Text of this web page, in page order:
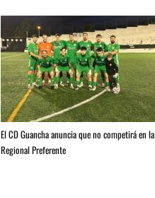
El CD Guancha anuncia que no competirá en la
Regional Preferente